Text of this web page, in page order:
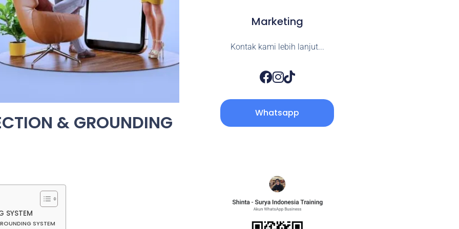
& GROUNDING
SYSTEM
SYSTEM
Marketing
Kontak kami lebih lanjut...
Whatsapp